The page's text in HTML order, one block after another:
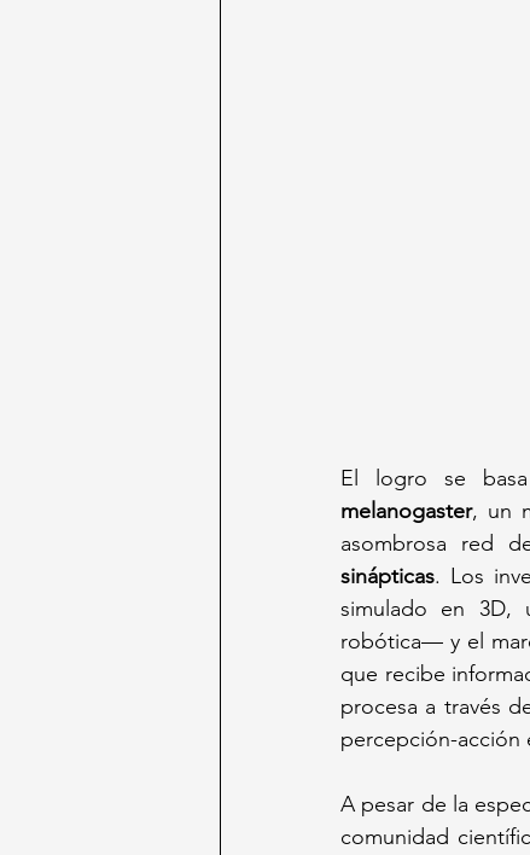
El logro se
melanogaster, un
asombrosa red
sinápticas. Los
simulado en 3D,
robótica— y el
que recibe
procesa a través
percepción-acción
A pesar de la
comunidad